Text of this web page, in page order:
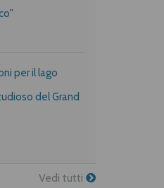
per il lago
del Grand
Vedi tutti